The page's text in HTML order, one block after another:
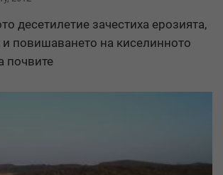
десетилетие зачестиха ерозията,
и повишаването на киселинното
почвите